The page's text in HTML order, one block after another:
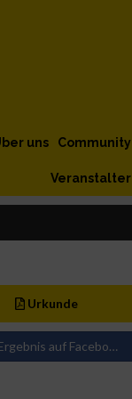
Community
uns
Veranstalter
Urkunde
auf Facebook teilen